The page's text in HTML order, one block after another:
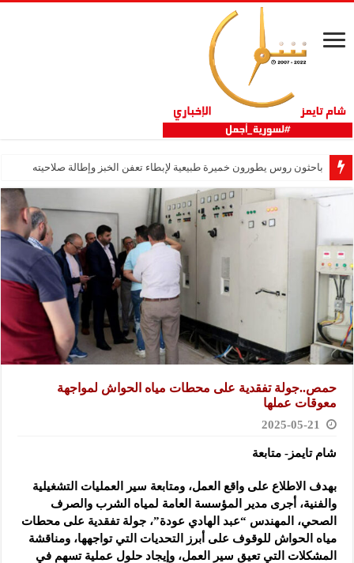
باحثون روس يطورون خميرة طبيعية لإبطاء تعفن الخبز وإطالة صلاحيته
حمص..جولة تفقدية على محطات مياه الحواش لمواجهة
معوقات عملها
2025-05-21
شام تايمز- متابعة
بهدف الاطلاع على واقع العمل، ومتابعة سير العمليات التشغيلية
والفنية، أجرى مدير المؤسسة العامة لمياه الشرب والصرف
الصحي، المهندس “عبد الهادي عودة”، جولة تفقدية على محطات
مياه الحواش للوقوف على أبرز التحديات التي تواجهها، ومناقشة
المشكلات التي تعيق سير العمل، وإيجاد حلول عملية تسهم في